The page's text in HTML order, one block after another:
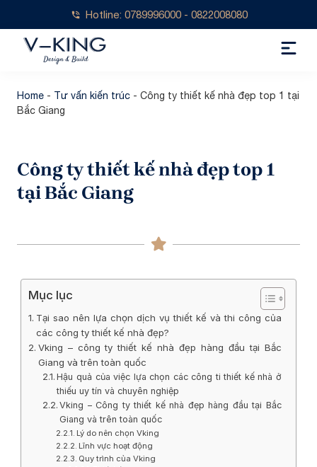
Hotline: 0789996000 - 0822008080
Home - Tư vấn kiến trúc - Công ty thiết kế nhà đẹp top 1 tại
Bắc Giang
Công ty thiết kế nhà đẹp top 1
tại Bắc Giang
Mục lục
Tại sao nên lựa chọn dịch vụ thiết kế và thi công của
các công ty thiết kế nhà đẹp?
Vking – công ty thiết kế nhà đẹp hàng đầu tại Bắc
Giang và trên toàn quốc
Hậu quả của việc lựa chọn các công ti thiết kế nhà ở
thiếu uy tín và chuyên nghiệp
Vking – Công ty thiết kế nhà đẹp hàng đầu tại Bắc
Giang và trên toàn quốc
Lý do nên chọn Vking
Lĩnh vực hoạt động
Quy trình của Vking